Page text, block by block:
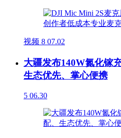
视频 8 07.02
大疆发布140W氮化镓
生态优先、掌心便携
5 06.30